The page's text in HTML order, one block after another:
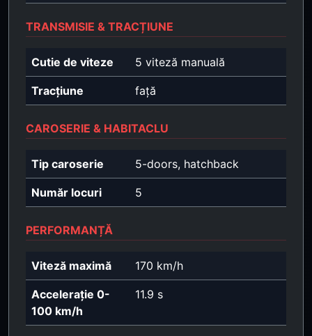
TRANSMISIE & TRACȚIUNE
Cutie de viteze 5 viteză manuală
Tracțiune față
CAROSERIE & HABITACLU
Tip caroserie 5-doors, hatchback
Număr locuri 5
PERFORMANȚĂ
Viteză maximă 170 km/h
Accelerație 0-
100 km/h
11.9 s